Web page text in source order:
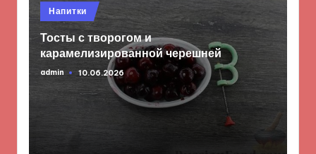
Опубликовано
в
Напитки
Тосты с творогом и
карамелизированной черешней
Запись
admin 10.06.2026